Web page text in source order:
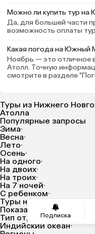
Подписка
остальной персонал, но
испортило отдых. Само
пребывание оставило
очень рекомендую!
Можно ли купить тур на
Да, для большей части
возможность оплаты
Какая погода на Южный
Ноябрь — это
Атолл. Точную
смотрите в разделе
Туры из Нижнего
Атолла
Популярные запросы
Зима·
Весна·
Лето·
Осень·
На одного·
На двоих·
На троих·
На 7 ночей·
С ребенком·
Туры на Новый год·
Показать все запросы
Тип отдыха
Индийский океан·